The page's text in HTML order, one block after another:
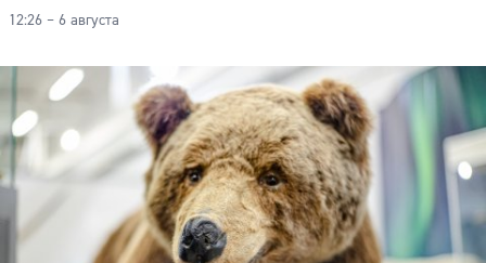
12:26 – 6 августа